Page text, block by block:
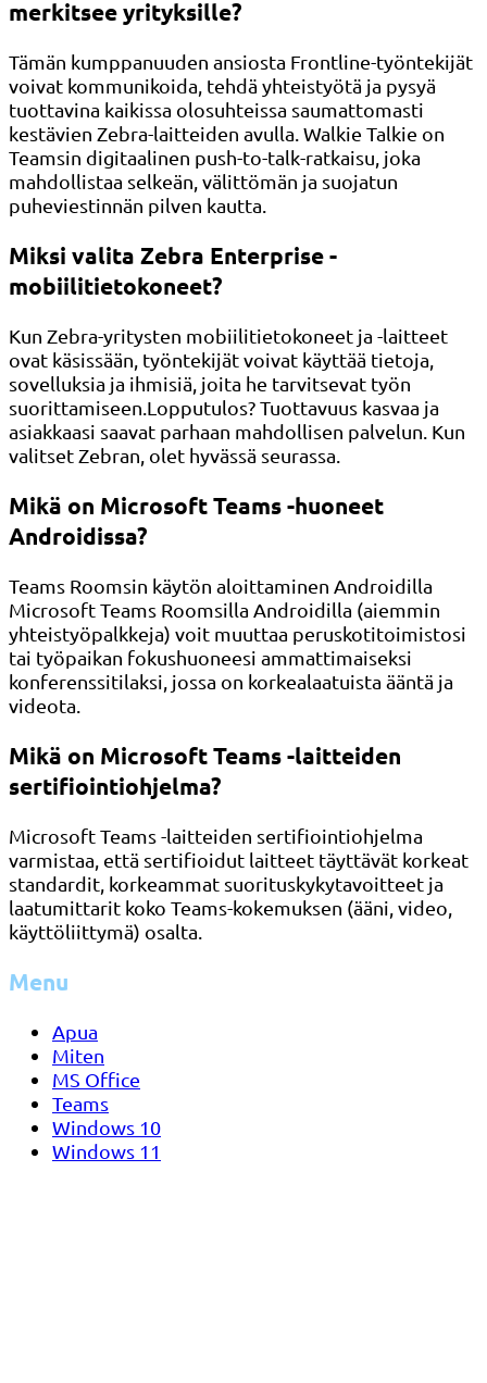
merkitsee yrityksille?
Tämän kumppanuuden ansiosta Frontline-työntekijät
voivat kommunikoida, tehdä yhteistyötä ja pysyä
tuottavina kaikissa olosuhteissa saumattomasti
kestävien Zebra-laitteiden avulla. Walkie Talkie on
Teamsin digitaalinen push-to-talk-ratkaisu, joka
mahdollistaa selkeän, välittömän ja suojatun
puheviestinnän pilven kautta.
Miksi valita Zebra Enterprise -
mobiilitietokoneet?
Kun Zebra-yritysten mobiilitietokoneet ja -laitteet
ovat käsissään, työntekijät voivat käyttää tietoja,
sovelluksia ja ihmisiä, joita he tarvitsevat työn
suorittamiseen.Lopputulos? Tuottavuus kasvaa ja
asiakkaasi saavat parhaan mahdollisen palvelun. Kun
valitset Zebran, olet hyvässä seurassa.
Mikä on Microsoft Teams -huoneet
Androidissa?
Teams Roomsin käytön aloittaminen Androidilla
Microsoft Teams Roomsilla Androidilla (aiemmin
yhteistyöpalkkeja) voit muuttaa peruskotitoimistosi
tai työpaikan fokushuoneesi ammattimaiseksi
konferenssitilaksi, jossa on korkealaatuista ääntä ja
videota.
Mikä on Microsoft Teams -laitteiden
sertifiointiohjelma?
Microsoft Teams -laitteiden sertifiointiohjelma
varmistaa, että sertifioidut laitteet täyttävät korkeat
standardit, korkeammat suorituskykytavoitteet ja
laatumittarit koko Teams-kokemuksen (ääni, video,
käyttöliittymä) osalta.
Menu
Apua
Miten
MS Office
Teams
Windows 10
Windows 11